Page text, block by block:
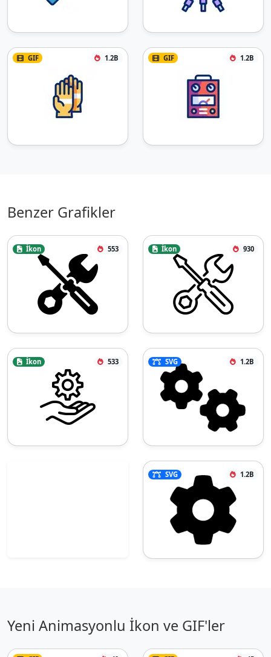
GIF 1.2B GIF 1.2B
Benzer Grafikler
İkon 553 İkon 930
İkon 533 SVG 1.2B
SVG 1.2B
Yeni Animasyonlu İkon ve GIF'ler